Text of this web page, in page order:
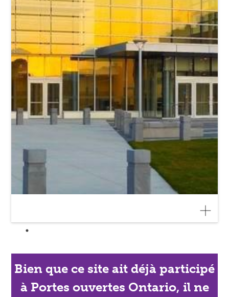
Bien que ce site ait déjà participé
à Portes ouvertes Ontario, il ne